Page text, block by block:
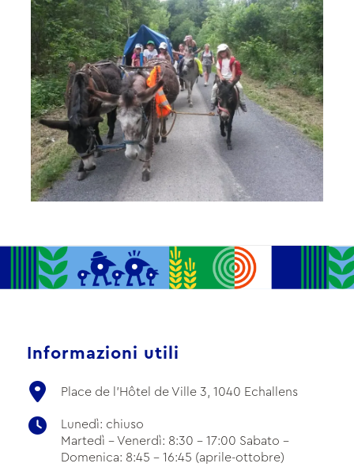
Informazioni utili
Place de l'Hôtel de Ville 3, 1040 Echallens
Lunedì: chiuso
Martedì - Venerdì: 8:30 - 17:00 Sabato -
Domenica: 8:45 - 16:45 (aprile-ottobre)